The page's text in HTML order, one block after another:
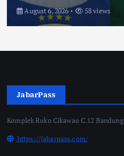
August 6, 2026 58 views
JabarPass
Komplek Ruko Cikawao C.12 Bandung
https://jabarpass.com/